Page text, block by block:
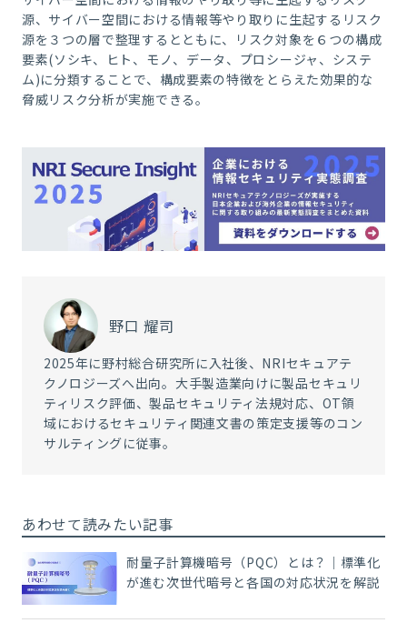
源、サイバー空間における情報等やり取りに生起するリスク
源を３つの層で整理するとともに、リスク対象を６つの構成
要素(ソシキ、ヒト、モノ、データ、プロシージャ、システ
ム)に分類することで、構成要素の特徴をとらえた効果的な
脅威リスク分析が実施できる。
野口 耀司
2025年に野村総合研究所に入社後、NRIセキュアテ
クノロジーズへ出向。大手製造業向けに製品セキュリ
ティリスク評価、製品セキュリティ法規対応、OT領
域におけるセキュリティ関連文書の策定支援等のコン
サルティングに従事。
あわせて読みたい記事
耐量子計算機暗号（PQC）とは？｜標準化
が進む次世代暗号と各国の対応状況を解説